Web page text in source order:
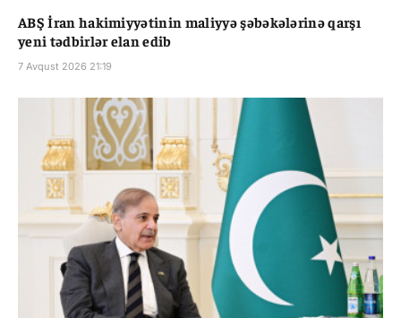
ABŞ İran hakimiyyətinin maliyyə şəbəkələrinə qarşı
yeni tədbirlər elan edib
7 Avqust 2026 21:19